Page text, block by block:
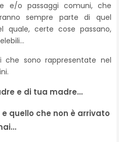
e/o passaggi comuni, che
sempre parte di quel
quale, certe cose passano,
sono rappresentate nel
e di tua madre…
quello che non è arrivato